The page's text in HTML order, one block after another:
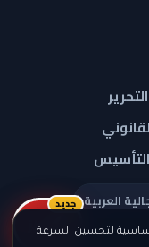
لتحسين السرعة
العربية
ريلز
جديد